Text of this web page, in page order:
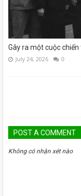
Gây ra một cuộc
July 24, 2026 0
POST A COMMENT
Không có nhận xét nào